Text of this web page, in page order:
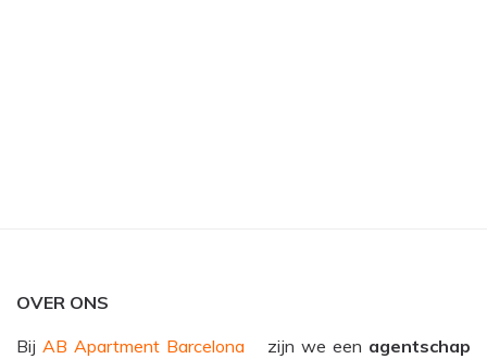
OVER ONS
Bij AB Apartment Barcelona zijn we een agentschap